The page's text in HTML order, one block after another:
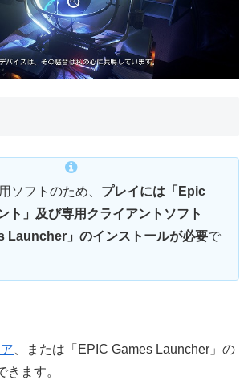
ソフトのため、 プレイには「Epic
ト」及び専用クライアントソフト
Launcher」のインストールが必要で
、または「EPIC Games Launcher」の
きます。